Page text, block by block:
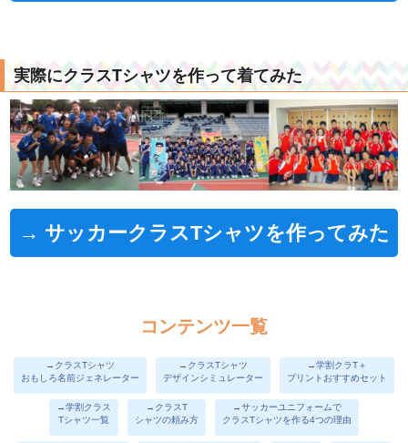
実際にクラスTシャツを作って着てみた
→ サッカークラスTシャツを作ってみた
コンテンツ一覧
→クラスTシャツ
おもしろ名前ジェネレーター
→クラスTシャツ
デザインシミュレーター
→学割クラT＋
プリントおすすめセット
→学割クラス
Tシャツ一覧
→クラスT
シャツの頼み方
→サッカーユニフォームで
クラスTシャツを作る4つの理由